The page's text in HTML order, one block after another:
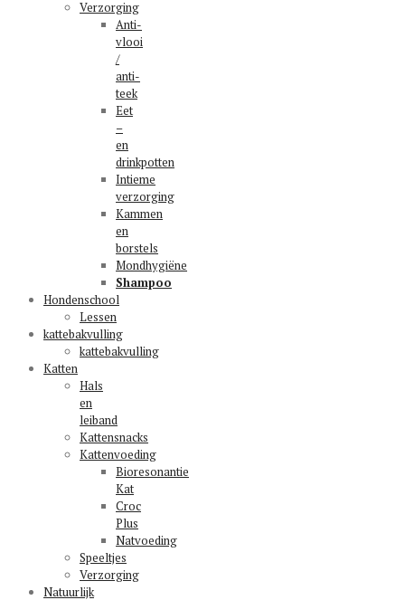
Verzorging
Anti-
vlooi
/
anti-
teek
Eet
–
en
drinkpotten
Intieme
verzorging
Kammen
en
borstels
Mondhygiëne
Shampoo
Hondenschool
Lessen
kattebakvulling
kattebakvulling
Katten
Hals
en
leiband
Kattensnacks
Kattenvoeding
Bioresonantie
Kat
Croc
Plus
Natvoeding
Speeltjes
Verzorging
Natuurlijk